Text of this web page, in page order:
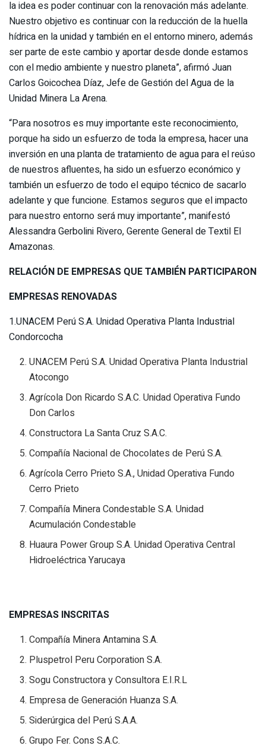
la idea es poder continuar con la renovación más adelante.
Nuestro objetivo es continuar con la reducción de la huella
hídrica en la unidad y también en el entorno minero, además
ser parte de este cambio y aportar desde donde estamos
con el medio ambiente y nuestro planeta”, afirmó Juan
Carlos Goicochea Díaz, Jefe de Gestión del Agua de la
Unidad Minera La Arena.
“Para nosotros es muy importante este reconocimiento,
porque ha sido un esfuerzo de toda la empresa, hacer una
inversión en una planta de tratamiento de agua para el reúso
de nuestros afluentes, ha sido un esfuerzo económico y
también un esfuerzo de todo el equipo técnico de sacarlo
adelante y que funcione. Estamos seguros que el impacto
para nuestro entorno será muy importante”, manifestó
Alessandra Gerbolini Rivero, Gerente General de Textil El
Amazonas.
RELACIÓN DE EMPRESAS QUE TAMBIÉN PARTICIPARON
EMPRESAS RENOVADAS
1.UNACEM Perú S.A. Unidad Operativa Planta Industrial
Condorcocha
UNACEM Perú S.A. Unidad Operativa Planta Industrial
Atocongo
Agrícola Don Ricardo S.A.C. Unidad Operativa Fundo
Don Carlos
Constructora La Santa Cruz S.A.C.
Compañía Nacional de Chocolates de Perú S.A.
Agrícola Cerro Prieto S.A., Unidad Operativa Fundo
Cerro Prieto
Compañía Minera Condestable S.A. Unidad
Acumulación Condestable
Huaura Power Group S.A. Unidad Operativa Central
Hidroeléctrica Yarucaya
EMPRESAS INSCRITAS
Compañía Minera Antamina S.A.
Pluspetrol Peru Corporation S.A.
Sogu Constructora y Consultora E.I.R.L
Empresa de Generación Huanza S.A.
Siderúrgica del Perú S.A.A.
Grupo Fer. Cons S.A.C.